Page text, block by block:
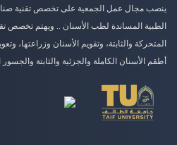
ينصب مجال عمل الجمعية على تخصص تقنية
الطبية المساندة لطب الأسنان .. ويهتم تخصص
المتحركة والثابتة، وتقويم الأسنان وزراعتها،
أطقم الأسنان الكاملة والجزئية والثابتة والجسور